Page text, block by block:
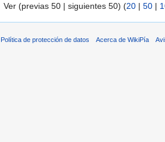
Ver (previas 50 | siguientes 50) (20 | 50 |
Política de protección de datos Acerca de WikiPía